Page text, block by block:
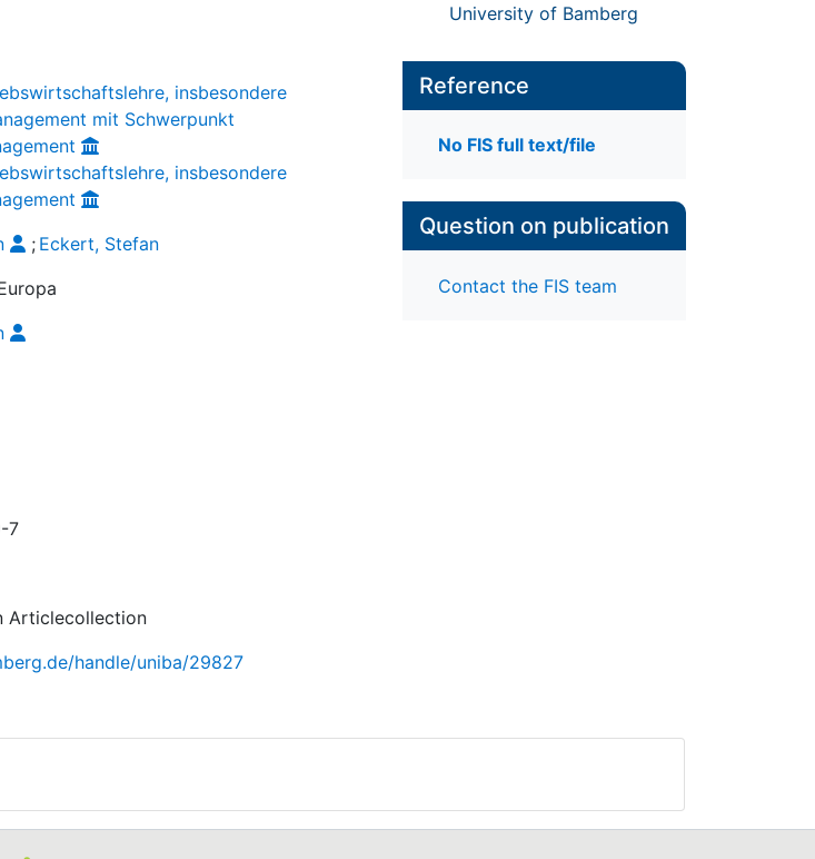
University of Bamberg
insbesondere
mit Schwerpunkt
insbesondere
; Eckert, Stefan
7
Articlecollection
handle/uniba/29827
Reference
No FIS full text/file
Question on publication
Contact the FIS team